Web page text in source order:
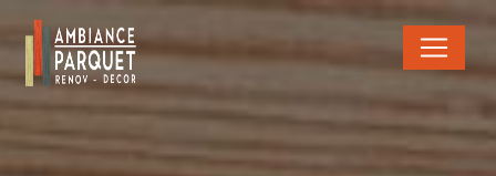
Panneau de gestion des cookies